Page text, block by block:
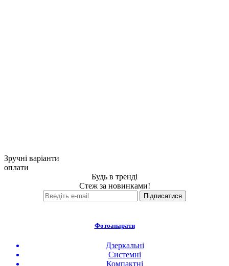
Зручні варіанти
оплати
Будь в тренді
Стеж за новинками!
Фотоапарати
Дзеркальні
Системні
Компактні